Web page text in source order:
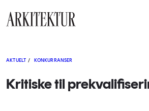
AKTUELT / KONKURRANSER
Kritiske til